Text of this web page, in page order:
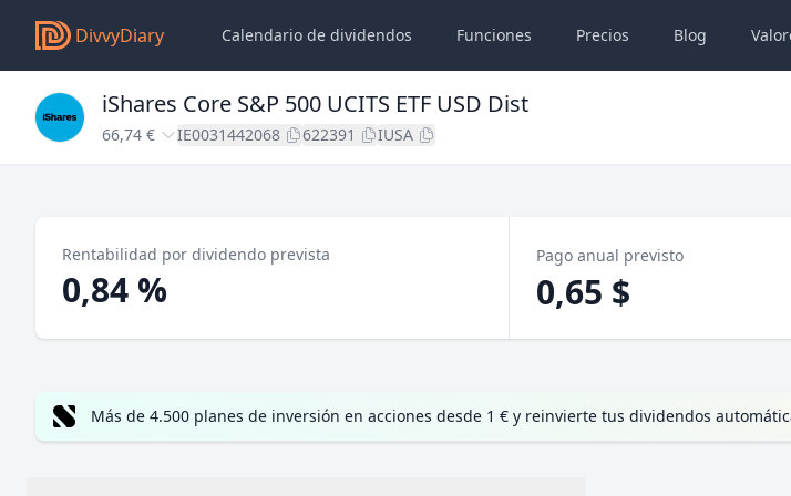
DivvyDiary Calendario de dividendos Funciones Precios Blog
iShares Core S&P 500 UCITS ETF USD Dist
66,74 € IE0031442068 622391 IUSA
Rentabilidad por dividendo prevista
0,84 %
Pago anual previsto
0,65 $
Más de 4.500 planes de inversión en acciones desde 1 € y reinvierte tus dividendos